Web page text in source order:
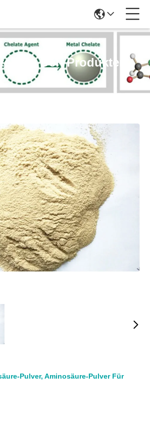
Zu Den Produkten
Pulver, Aminosäure-Pulver Für